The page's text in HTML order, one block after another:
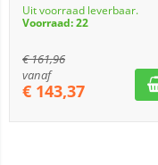
Uit voorraad leverbaar.
Voorraad: 22
€161,96
vanaf
€ 143,37